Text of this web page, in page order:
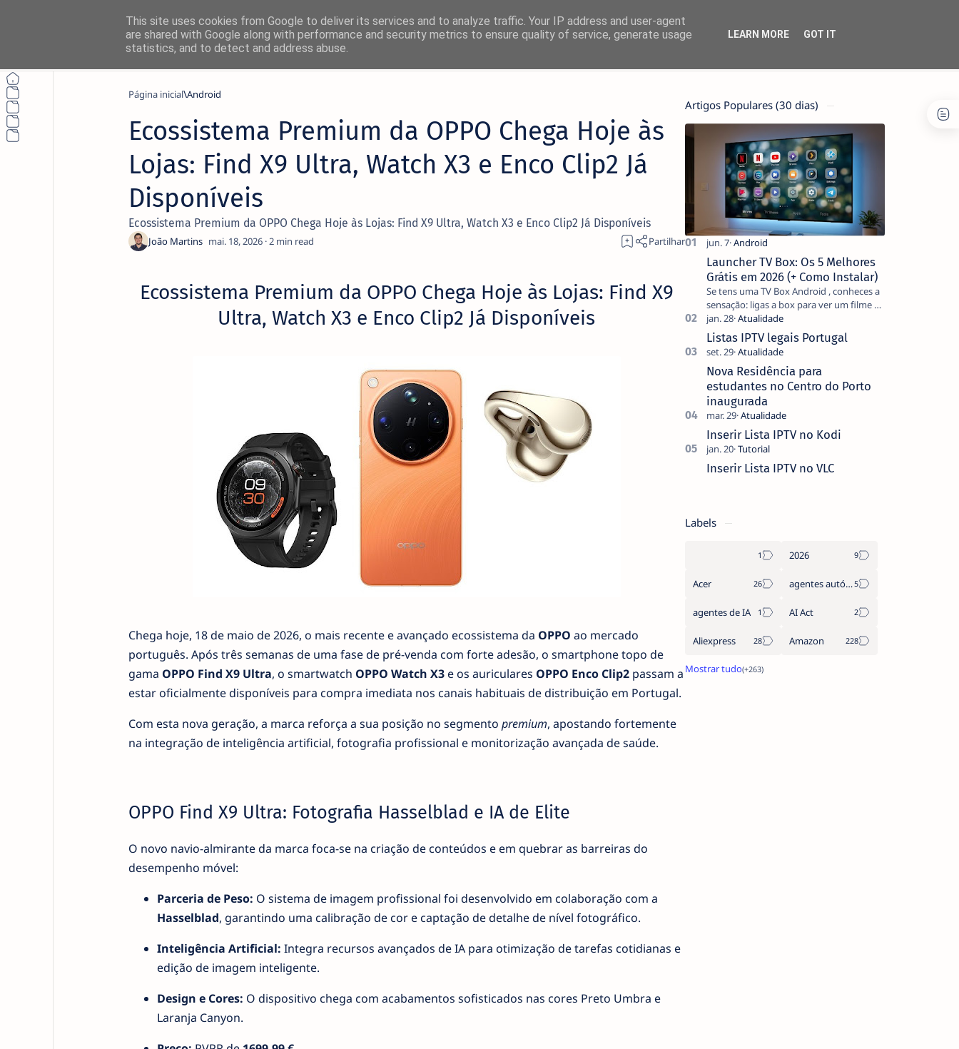
Página inicial Android
Ecossistema Premium da OPPO Chega Hoje às
Lojas: Find X9 Ultra, Watch X3 e Enco Clip2 Já
Disponíveis
Ecossistema Premium da OPPO Chega Hoje às Lojas: Find X9 Ultra, Watch X3 e Enco Clip2 Já Disponíveis
2
Ecossistema Premium da OPPO Chega Hoje às Lojas: Find X9
Ultra, Watch X3 e Enco Clip2 Já Disponíveis
Chega hoje, 18 de maio de 2026, o mais recente e avançado ecossistema da OPPO ao mercado
português. Após três semanas de uma fase de pré-venda com forte adesão, o smartphone topo de
gama OPPO Find X9 Ultra, o smartwatch OPPO Watch X3e os auriculares OPPO Enco Clip2passam a
estar oficialmente disponíveis para compra imediata nos canais habituais de distribuição em Portugal.
Com esta nova geração, a marca reforça a sua posição no segmento premium, apostando fortemente
na integração de inteligência artificial, fotografia profissional e monitorização avançada de saúde.
OPPO Find X9 Ultra: Fotografia Hasselblad e IA de Elite
O novo navio-almirante da marca foca-se na criação de conteúdos e em quebrar as barreiras do
desempenho móvel:
Parceria de Peso: O sistema de imagem profissional foi desenvolvido em colaboração com a
Hasselblad, garantindo uma calibração de cor e captação de detalhe de nível fotográfico.
Inteligência Artificial: Integra recursos avançados de IA para otimização de tarefas cotidianas e
edição de imagem inteligente.
Design e Cores: O dispositivo chega com acabamentos sofisticados nas cores Preto Umbra e
Laranja Canyon.
Artigos Populares (30 dias)
Launcher TV Box: Os 5 Melhores
Grátis em 2026 (+ Como Instalar)
Se tens uma TV Box Android , conheces a
sensação: ligas a box para ver um filme e
o ecrã inicial está coberto de sugestões
que não pediste, ban…
Listas IPTV legais Portugal
Nova Residência para
estudantes no Centro do Porto
inaugurada
Inserir Lista IPTV no Kodi
Inserir Lista IPTV no VLC
Labels
2026
Acer agentes autónomos
agentes de IA AI Act
Aliexpress Amazon
This site uses cookies from Google to deliver its services and to analyze traffic. Your IP address and user-agent
are shared with Google along with performance and security metrics to ensure quality of service, generate usage
statistics, and to detect and address abuse.
LEARN MORE GOT IT